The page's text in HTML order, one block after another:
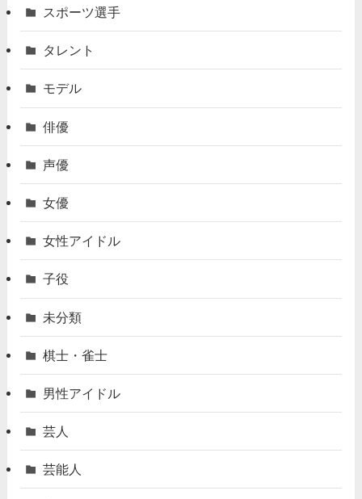
スポーツ選手
タレント
モデル
俳優
声優
女優
女性アイドル
子役
未分類
棋士・雀士
男性アイドル
芸人
芸能人